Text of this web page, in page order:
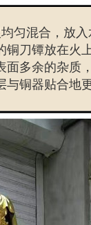
匀混合，放
刀镡放在火
多余的杂质
铜器贴合地更